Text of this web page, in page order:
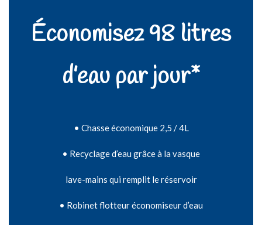
Économisez 98 litres
d’eau par jour*
• Chasse économique 2,5 / 4L
• Recyclage d’eau grâce à la vasque
lave-mains qui remplit le réservoir
• Robinet flotteur économiseur d’eau